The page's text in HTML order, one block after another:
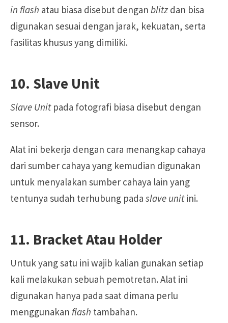
in flash atau biasa disebut dengan blitz dan bisa
digunakan sesuai dengan jarak, kekuatan, serta
fasilitas khusus yang dimiliki.
10. Slave Unit
Slave Unitpada fotografi biasa disebut dengan
sensor.
Alat ini bekerja dengan cara menangkap cahaya
dari sumber cahaya yang kemudian digunakan
untuk menyalakan sumber cahaya lain yang
tentunya sudah terhubung pada slave unitini.
11. Bracket Atau Holder
Untuk yang satu ini wajib kalian gunakan setiap
kali melakukan sebuah pemotretan. Alat ini
digunakan hanya pada saat dimana perlu
menggunakan flash tambahan.